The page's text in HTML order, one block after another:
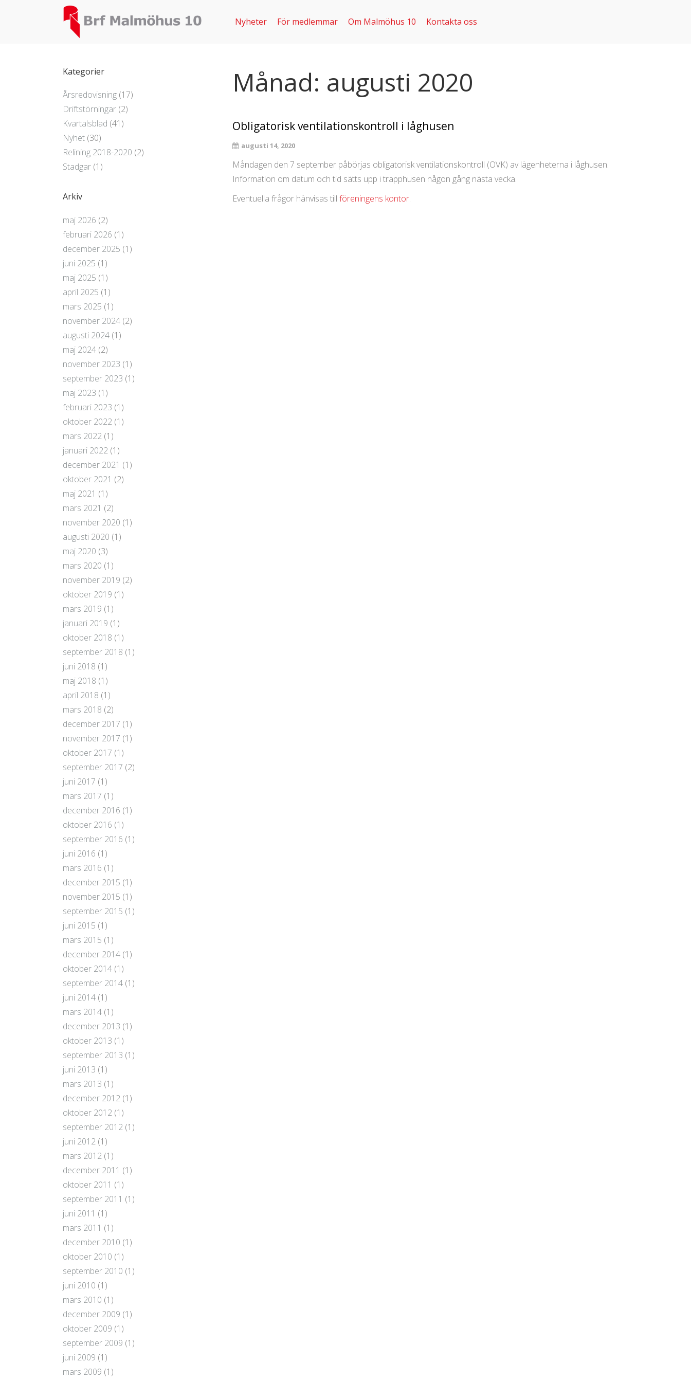
Nyheter För medlemmar Om Malmöhus 10 Kontakta oss
Kategorier
Årsredovisning (17)
Driftstörningar (2)
Kvartalsblad (41)
Nyhet (30)
Relining 2018-2020 (2)
Stadgar (1)
Arkiv
maj 2026 (2)
februari 2026 (1)
december 2025 (1)
juni 2025 (1)
maj 2025 (1)
april 2025 (1)
mars 2025 (1)
november 2024 (2)
augusti 2024 (1)
maj 2024 (2)
november 2023 (1)
september 2023 (1)
maj 2023 (1)
februari 2023 (1)
oktober 2022 (1)
mars 2022 (1)
januari 2022 (1)
december 2021 (1)
oktober 2021 (2)
maj 2021 (1)
mars 2021 (2)
november 2020 (1)
augusti 2020 (1)
maj 2020 (3)
mars 2020 (1)
november 2019 (2)
oktober 2019 (1)
mars 2019 (1)
januari 2019 (1)
oktober 2018 (1)
september 2018 (1)
juni 2018 (1)
maj 2018 (1)
april 2018 (1)
mars 2018 (2)
december 2017 (1)
november 2017 (1)
oktober 2017 (1)
september 2017 (2)
juni 2017 (1)
mars 2017 (1)
december 2016 (1)
oktober 2016 (1)
september 2016 (1)
juni 2016 (1)
mars 2016 (1)
december 2015 (1)
november 2015 (1)
september 2015 (1)
juni 2015 (1)
mars 2015 (1)
december 2014 (1)
oktober 2014 (1)
september 2014 (1)
juni 2014 (1)
mars 2014 (1)
december 2013 (1)
oktober 2013 (1)
september 2013 (1)
juni 2013 (1)
mars 2013 (1)
december 2012 (1)
oktober 2012 (1)
september 2012 (1)
juni 2012 (1)
mars 2012 (1)
december 2011 (1)
oktober 2011 (1)
september 2011 (1)
juni 2011 (1)
mars 2011 (1)
december 2010 (1)
oktober 2010 (1)
september 2010 (1)
juni 2010 (1)
mars 2010 (1)
december 2009 (1)
oktober 2009 (1)
september 2009 (1)
juni 2009 (1)
mars 2009 (1)
Månad: augusti 2020
Obligatorisk ventilationskontroll i låghusen
augusti 14, 2020
Måndagen den 7 september påbörjas obligatorisk ventilationskontroll (OVK) av lägenheterna i låghusen.
Information om datum och tid sätts upp i trapphusen någon gång nästa vecka.
Eventuella frågor hänvisas till föreningens kontor.